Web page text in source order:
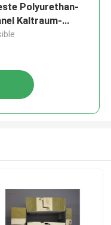
Polyurethan-
Kaltraum-